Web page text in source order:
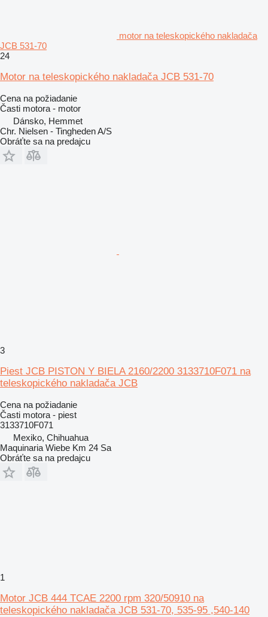
motor na teleskopického nakladača
JCB 531-70
24
Motor na teleskopického nakladača JCB 531-70
Cena na požiadanie
Časti motora - motor
Dánsko, Hemmet
Chr. Nielsen - Tingheden A/S
Obráťte sa na predajcu
3
Piest JCB PISTON Y BIELA 2160/2200 3133710F071 na
teleskopického nakladača JCB
Cena na požiadanie
Časti motora - piest
3133710F071
Mexiko, Chihuahua
Maquinaria Wiebe Km 24 Sa
Obráťte sa na predajcu
1
Motor JCB 444 TCAE 2200 rpm 320/50910 na
teleskopického nakladača JCB 531-70, 535-95 ,540-140